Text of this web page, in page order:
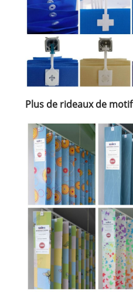
Plus de rideaux de motif